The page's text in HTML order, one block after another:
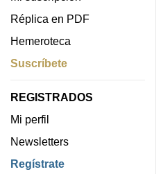
Réplica en PDF
Hemeroteca
Suscríbete
REGISTRADOS
Mi perfil
Newsletters
Regístrate